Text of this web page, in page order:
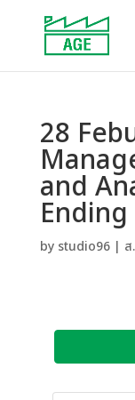
28
and
by studio96|